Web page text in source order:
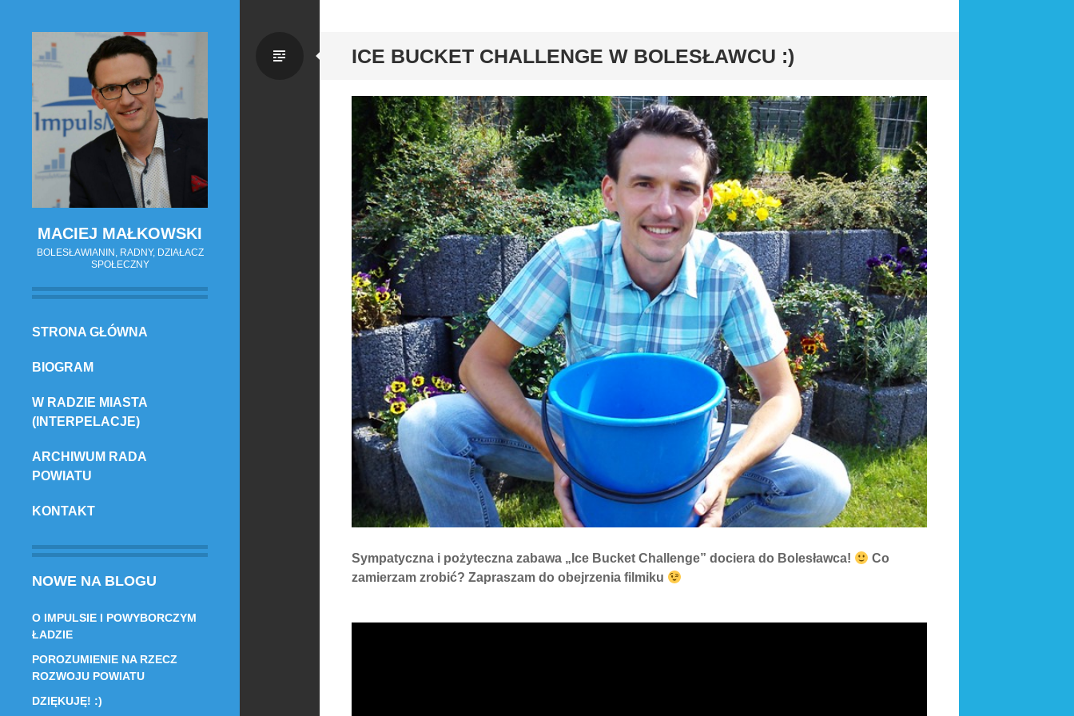
MACIEJ MAŁKOWSKI
BOLESŁAWIANIN, RADNY, DZIAŁACZ
SPOŁECZNY
PRZESKOCZ
TREŚCI
STRONA GŁÓWNA
BIOGRAM
W RADZIE MIASTA
(INTERPELACJE)
ARCHIWUM RADA
POWIATU
KONTAKT
NOWE NA BLOGU
O IMPULSIE I POWYBORCZYM
ŁADZIE
POROZUMIENIE NA RZECZ
ROZWOJU POWIATU
DZIĘKUJĘ! :)
ICE BUCKET CHALLENGE W BOLESŁAWCU :)
Zwykły
Sympatyczna i pożyteczna zabawa „Ice Bucket Challenge” dociera do Bolesławca!
Co
zamierzam zrobić? Zapraszam do obejrzenia filmiku